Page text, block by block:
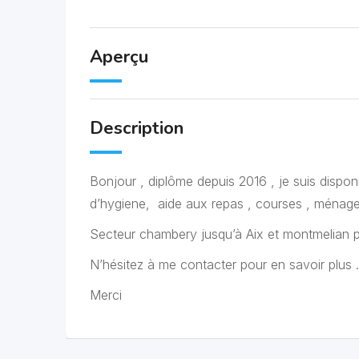
Aperçu
Description
Bonjour , diplôme depuis 2016 , je suis
d’hygiene, aide aux repas , courses ,
Secteur chambery jusqu’à Aix et montmelian
N’hésitez à me contacter pour en savoir plus .
Merci